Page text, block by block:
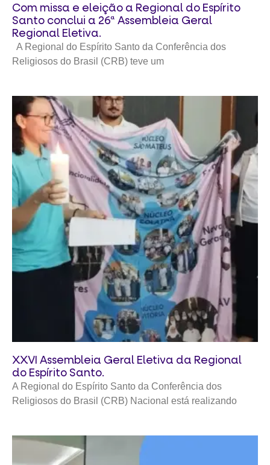
Com missa e eleição a Regional do Espírito
Santo conclui a 26ª Assembleia Geral
Regional Eletiva.
A Regional do Espírito Santo da Conferência dos
Religiosos do Brasil (CRB) teve um
XXVI Assembleia Geral Eletiva da Regional
do Espírito Santo.
A Regional do Espírito Santo da Conferência dos
Religiosos do Brasil (CRB) Nacional está realizando